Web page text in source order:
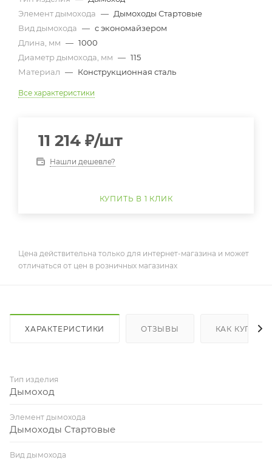
Элемент дымохода — Дымоходы Стартовые
Вид дымохода — с экономайзером
Длина, мм — 1000
Диаметр дымохода, мм — 115
Материал — Конструкционная сталь
Все характеристики
11 214 ₽/шт
Нашли дешевле?
КУПИТЬ В 1 КЛИК
Цена действительна только для интернет-магазина и может
отличаться от цен в розничных магазинах
ХАРАКТЕРИСТИКИ ОТЗЫВЫ КАК КУПИТЬ
Тип изделия
Дымоход
Элемент дымохода
Дымоходы Стартовые
Вид дымохода